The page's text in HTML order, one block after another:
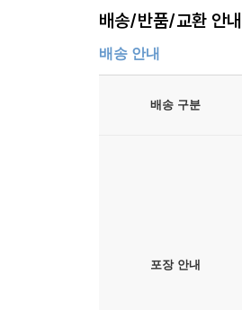
배송/반품/교환 안내
배송 안내
배송 구분
포장 안내